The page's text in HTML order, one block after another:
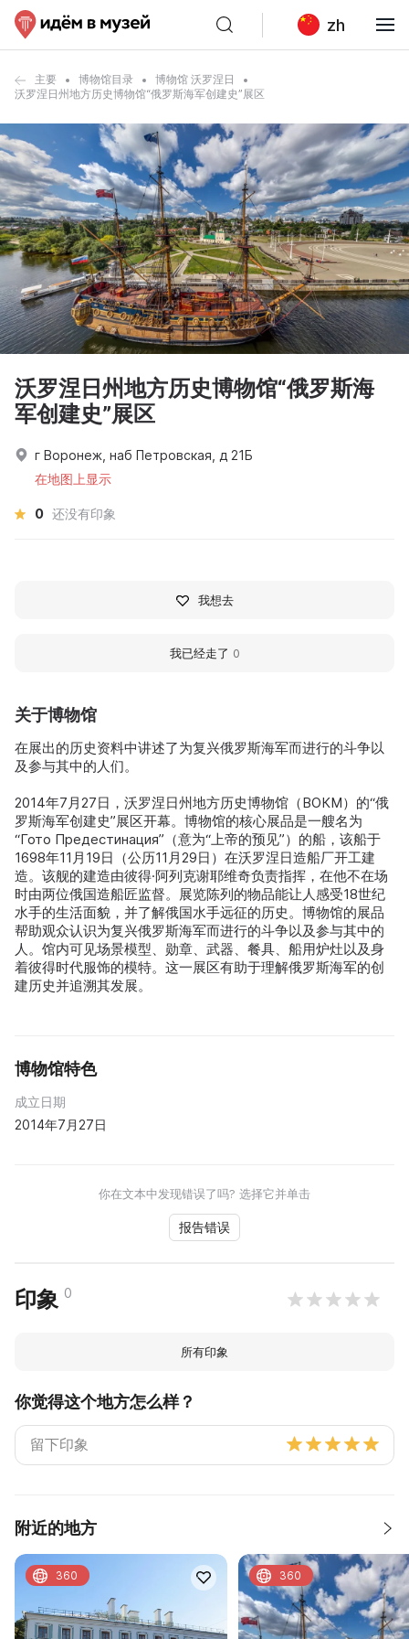
zh
主要 博物馆目录
博物馆 沃罗涅日
沃罗涅日州地方历史博物馆“俄罗斯海军创建史”展区
关于博物馆
在展出的历史资料中讲述了为复兴俄罗斯海军而进行的斗争以
及参与其中的人们。
2014年7月27日，沃罗涅日州地方历史博物馆（ВОКМ）的“俄
罗斯海军创建史”展区开幕。博物馆的核心展品是一艘名为
“Гото Предестинация”（意为“上帝的预见”）的船，该船于
1698年11月19日（公历11月29日）在沃罗涅日造船厂开工建
造。该舰的建造由彼得·阿列克谢耶维奇负责指挥，在他不在场
时由两位俄国造船匠监督。展览陈列的物品能让人感受18世纪
水手的生活面貌，并了解俄国水手远征的历史。博物馆的展品
帮助观众认识为复兴俄罗斯海军而进行的斗争以及参与其中的
人。馆内可见场景模型、勋章、武器、餐具、船用炉灶以及身
着彼得时代服饰的模特。这一展区有助于理解俄罗斯海军的创
建历史并追溯其发展。
博物馆特色
成立日期
2014年7月27日
你在文本中发现错误了吗? 选择它并单击
报告错误
印象 0
所有印象
你觉得这个地方怎么样？
附近的地方
360 360
沃罗涅日州地方历史博物馆“俄罗斯海
军创建史”展区
г Воронеж, наб Петровская, д 21Б
在地图上显示
0 还没有印象
我想去
我已经走了 0